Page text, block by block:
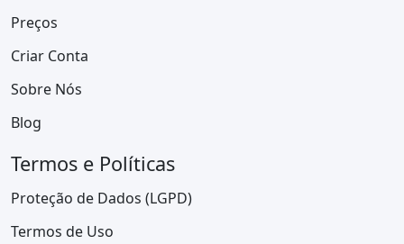
Preços
Criar Conta
Sobre Nós
Blog
Termos e Políticas
Proteção de Dados (LGPD)
Termos de Uso